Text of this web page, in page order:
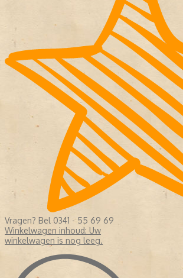
Vragen? Bel 0341 - 55 69 69
Winkelwagen inhoud: Uw
winkelwagen is nog leeg.